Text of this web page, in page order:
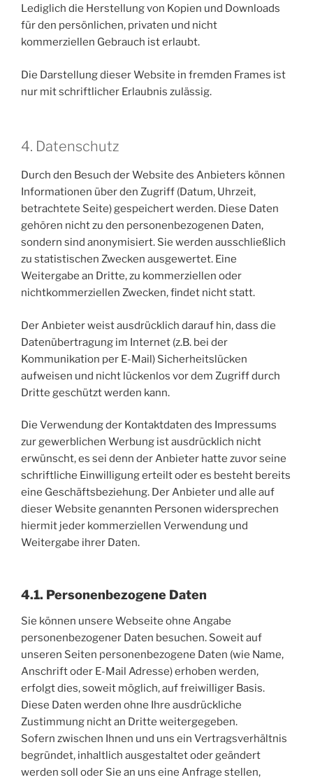
Lediglich die Herstellung von Kopien und Downloads
für den persönlichen, privaten und nicht
kommerziellen Gebrauch ist erlaubt.
Die Darstellung dieser Website in fremden Frames ist
nur mit schriftlicher Erlaubnis zulässig.
4. Datenschutz
Durch den Besuch der Website des Anbieters können
Informationen über den Zugriff (Datum, Uhrzeit,
betrachtete Seite) gespeichert werden. Diese Daten
gehören nicht zu den personenbezogenen Daten,
sondern sind anonymisiert. Sie werden ausschließlich
zu statistischen Zwecken ausgewertet. Eine
Weitergabe an Dritte, zu kommerziellen oder
nichtkommerziellen Zwecken, findet nicht statt.
Der Anbieter weist ausdrücklich darauf hin, dass die
Datenübertragung im Internet (z.B. bei der
Kommunikation per E-Mail) Sicherheitslücken
aufweisen und nicht lückenlos vor dem Zugriff durch
Dritte geschützt werden kann.
Die Verwendung der Kontaktdaten des Impressums
zur gewerblichen Werbung ist ausdrücklich nicht
erwünscht, es sei denn der Anbieter hatte zuvor seine
schriftliche Einwilligung erteilt oder es besteht bereits
eine Geschäftsbeziehung. Der Anbieter und alle auf
dieser Website genannten Personen widersprechen
hiermit jeder kommerziellen Verwendung und
Weitergabe ihrer Daten.
4.1. Personenbezogene Daten
Sie können unsere Webseite ohne Angabe
personenbezogener Daten besuchen. Soweit auf
unseren Seiten personenbezogene Daten (wie Name,
Anschrift oder E-Mail Adresse) erhoben werden,
erfolgt dies, soweit möglich, auf freiwilliger Basis.
Diese Daten werden ohne Ihre ausdrückliche
Zustimmung nicht an Dritte weitergegeben.
Sofern zwischen Ihnen und uns ein Vertragsverhältnis
begründet, inhaltlich ausgestaltet oder geändert
werden soll oder Sie an uns eine Anfrage stellen,